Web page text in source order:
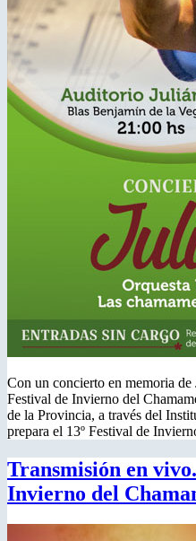
Con un concierto en memoria
Festival de Invierno del
de la Provincia, a través del
prepara el 13º Festival de
Transmisión en
Invierno del